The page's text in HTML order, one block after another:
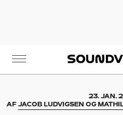
23. JAN.
AFJACOB LUDVIGSEN OG